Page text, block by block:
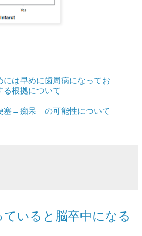
には早めに歯周病になってお
る根拠について
塞→痴呆 の可能性について
ていると脳卒中になる